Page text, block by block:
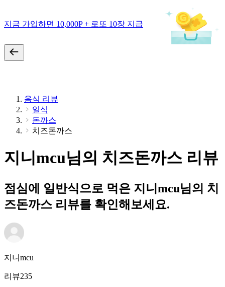
지금 가입하면 10,000P + 로또 10장 지급
음식 리뷰
일식
돈까스
치즈돈까스
지니mcu님의 치즈돈까스 리뷰
점심에 일반식으로 먹은 지니mcu님의 치
즈돈까스 리뷰를 확인해보세요.
지니mcu
리뷰235